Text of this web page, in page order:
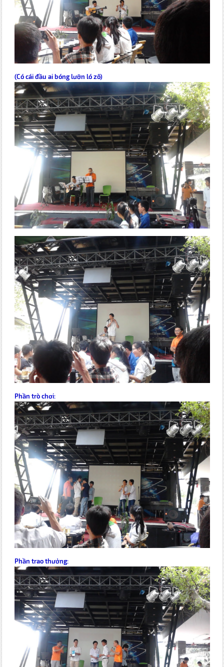
(Có cái đầu ai bóng lưỡn ló zô)
Phần trò chơi:
Phần trao thưởng: